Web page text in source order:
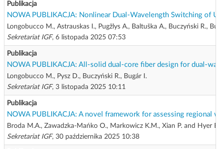
Publikacja
NOWA PUBLIKACJA: Nonlinear Dual-Wavelength Switching of
Longobucco M., Astrauskas I., Pugžlys A., Baltuška A., Buczyński R.,
Sekretariat IGF, 6 listopada 2025 07:53
Publikacja
NOWA PUBLIKACJA: All-solid dual-core fiber design for dual-
Longobucco M., Pysz D., Buczyński R., Bugár I.
Sekretariat IGF, 3 listopada 2025 10:11
Publikacja
NOWA PUBLIKACJA: A novel framework for assessing
Broda M.A., Zawadzka-Mańko O., Markowicz K.M., Xian P. and Hyer
Sekretariat IGF, 30 października 2025 10:38